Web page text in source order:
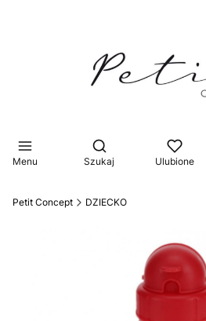
Menu
Otwórz wyszukiwarkę
Szukaj Ulubione
Petit Concept DZIECKO